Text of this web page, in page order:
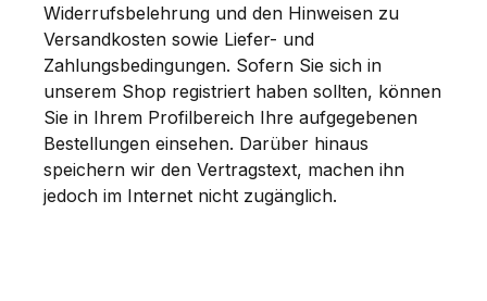
Widerrufsbelehrung und den Hinweisen zu
Versandkosten sowie Liefer- und
Zahlungsbedingungen. Sofern Sie sich in
unserem Shop registriert haben sollten, können
Sie in Ihrem Profilbereich Ihre aufgegebenen
Bestellungen einsehen. Darüber hinaus
speichern wir den Vertragstext, machen ihn
jedoch im Internet nicht zugänglich.